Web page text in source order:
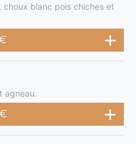
blanc pois chiches et
agneau.
€